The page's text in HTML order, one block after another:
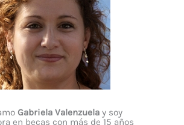
Gabriela Valenzuela y soy
en becas con más de 15 años